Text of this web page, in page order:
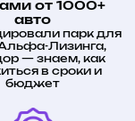
бренда.
мелких
от 1000+
авто
парк для
Лизинга,
— знаем, как
в сроки и
бюджет